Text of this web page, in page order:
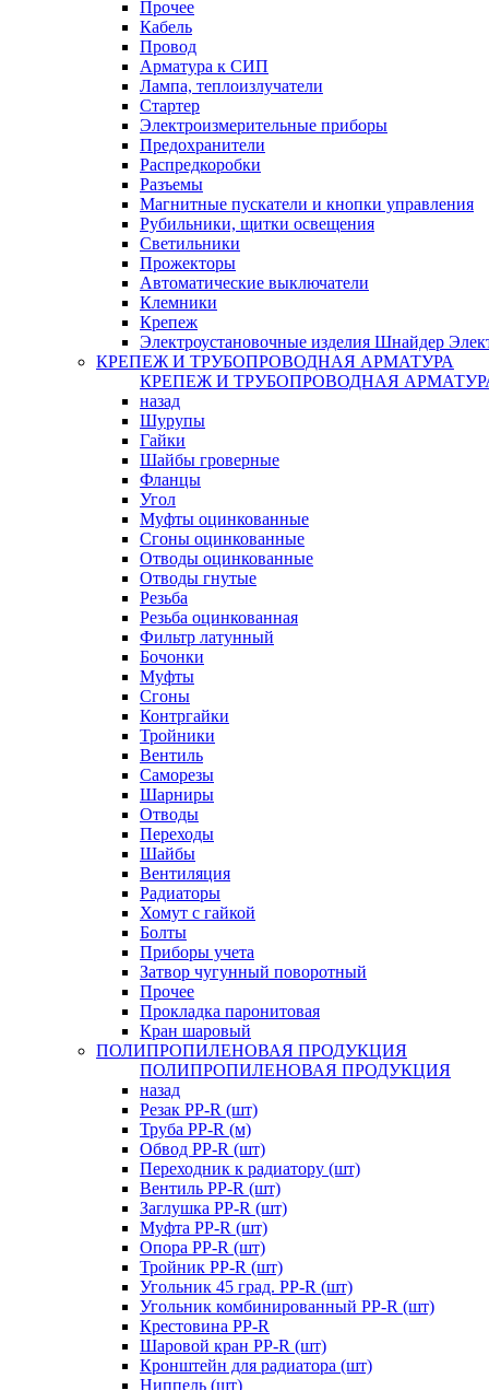
Прочее
Кабель
Провод
Арматура к СИП
Лампа, теплоизлучатели
Стартер
Электроизмерительные приборы
Предохранители
Распредкоробки
Разъемы
Магнитные пускатели и кнопки управления
Рубильники, щитки освещения
Светильники
Прожекторы
Автоматические выключатели
Клемники
Крепеж
Электроустановочные изделия Шнайдер
КРЕПЕЖ И ТРУБОПРОВОДНАЯ АРМАТУРА
КРЕПЕЖ И ТРУБОПРОВОДНАЯ
назад
Шурупы
Гайки
Шайбы гроверные
Фланцы
Угол
Муфты оцинкованные
Сгоны оцинкованные
Отводы оцинкованные
Отводы гнутые
Резьба
Резьба оцинкованная
Фильтр латунный
Бочонки
Муфты
Сгоны
Контргайки
Тройники
Вентиль
Саморезы
Шарниры
Отводы
Переходы
Шайбы
Вентиляция
Радиаторы
Хомут с гайкой
Болты
Приборы учета
Затвор чугунный поворотный
Прочее
Прокладка паронитовая
Кран шаровый
ПОЛИПРОПИЛЕНОВАЯ ПРОДУКЦИЯ
ПОЛИПРОПИЛЕНОВАЯ ПРОДУКЦИЯ
назад
Резак PP-R (шт)
Труба PP-R (м)
Обвод PP-R (шт)
Переходник к радиатору (шт)
Вентиль PP-R (шт)
Заглушка PP-R (шт)
Муфта PP-R (шт)
Опора PP-R (шт)
Тройник PP-R (шт)
Угольник 45 град. PP-R (шт)
Угольник комбинированный PP-R (шт)
Крестовина PP-R
Шаровой кран PP-R (шт)
Кронштейн для радиатора (шт)
Ниппель (шт)